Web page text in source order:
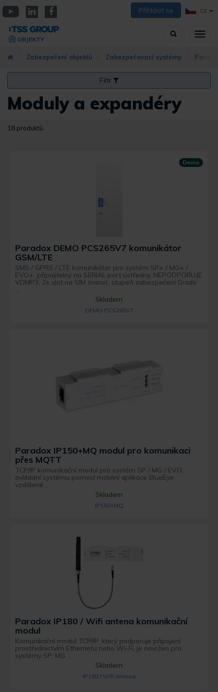
Přejít
k
hlavnímu
obsahu
Přihlásit se CZ
Vyhledávání
OBJEKTY
Zabezpečení objektů Zabezpečovací systémy
Filtr
Moduly a expandéry
18 produktů
Demo
Paradox DEMO PCS265V7 komunikátor
GSM/LTE
SMS / GPRS / LTE komunikátor pro systém SP+ / MG+ /
EVO+, připojitelný na SERIAL port ústředny, NEPODPORUJE
VDMP3, 2x slot na SIM (nano), stupeň zabezpečení Grade
...
Skladem
DEMO PCS265V7
Paradox IP150+MQ modul pro komunikaci
přes MQTT
TCP/IP komunikační modul pro systém SP / MG / EVO,
ovládání systému pomocí mobilní aplikace BlueEye,
vzdálené ...
Skladem
IP150+MQ
Paradox IP180 / Wifi antena komunikační
modul
Komunikační modul TCP/IP, který podporuje připojení
prostřednictvím Ethernetu nebo Wi-Fi, je navržen pro
systémy SP, MG ...
Skladem
IP180 / Wifi antena